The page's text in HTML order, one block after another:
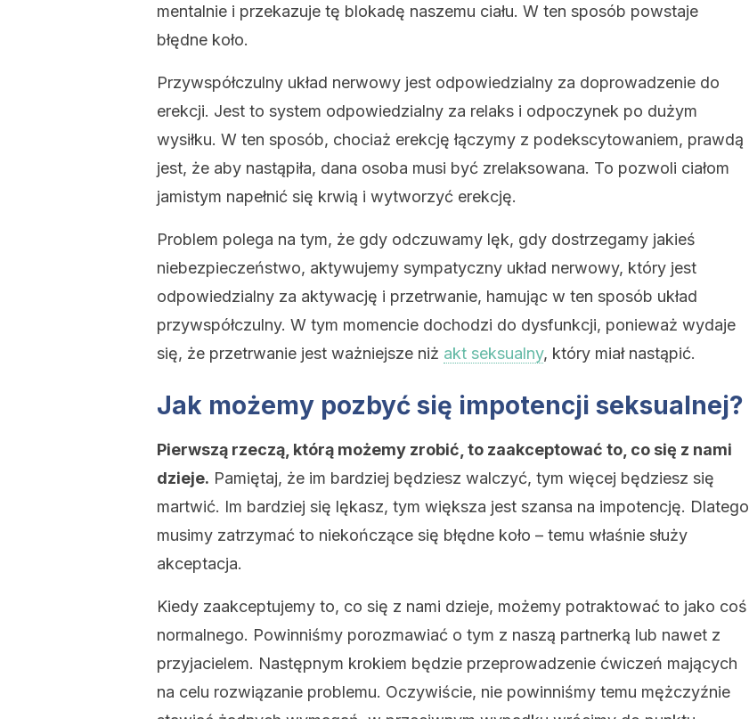
mentalnie i przekazuje tę blokadę naszemu ciału. W ten sposób powstaje
błędne koło.
Przywspółczulny układ nerwowy jest odpowiedzialny za doprowadzenie do
erekcji. Jest to system odpowiedzialny za relaks i odpoczynek po dużym
wysiłku. W ten sposób, chociaż erekcję łączymy z podekscytowaniem, prawdą
jest, że aby nastąpiła, dana osoba musi być zrelaksowana. To pozwoli ciałom
jamistym napełnić się krwią i wytworzyć erekcję.
Problem polega na tym, że gdy odczuwamy lęk, gdy dostrzegamy jakieś
niebezpieczeństwo, aktywujemy sympatyczny układ nerwowy, który jest
odpowiedzialny za aktywację i przetrwanie, hamując w ten sposób układ
przywspółczulny. W tym momencie dochodzi do dysfunkcji, ponieważ wydaje
się, że przetrwanie jest ważniejsze niż akt seksualny, który miał nastąpić.
Jak możemy pozbyć się impotencji seksualnej?
Pierwszą rzeczą, którą możemy zrobić, to zaakceptować to, co się z nami
dzieje. Pamiętaj, że im bardziej będziesz walczyć, tym więcej będziesz się
martwić. Im bardziej się lękasz, tym większa jest szansa na impotencję. Dlatego
musimy zatrzymać to niekończące się błędne koło – temu właśnie służy
akceptacja.
Kiedy zaakceptujemy to, co się z nami dzieje, możemy potraktować to jako coś
normalnego. Powinniśmy porozmawiać o tym z naszą partnerką lub nawet z
przyjacielem. Następnym krokiem będzie przeprowadzenie ćwiczeń mających
na celu rozwiązanie problemu. Oczywiście, nie powinniśmy temu mężczyźnie